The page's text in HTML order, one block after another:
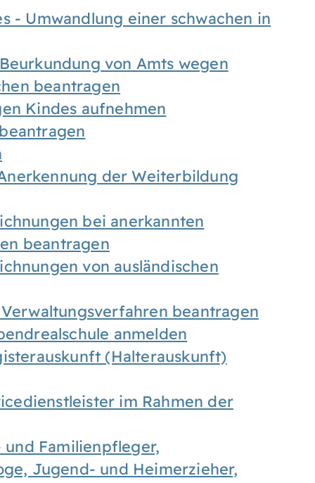
- Umwandlung einer schwachen in
von Amts wegen
beantragen
Kindes aufnehmen
der Weiterbildung
bei anerkannten
beantragen
von ausländischen
beantragen
anmelden
(Halterauskunft)
im Rahmen der
Familienpfleger,
Jugend- und Heimerzieher,